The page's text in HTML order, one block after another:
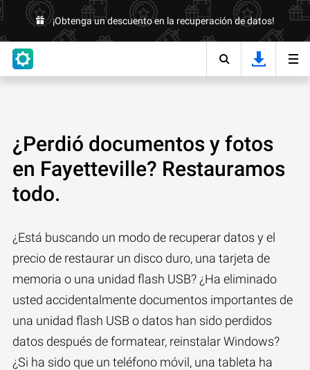
¡Obtenga un descuento en la recuperación de datos!
¿Perdió documentos y fotos
en Fayetteville? Restauramos
todo.
¿Está buscando un modo de recuperar datos y el
precio de restaurar un disco duro, una tarjeta de
memoria o una unidad flash USB? ¿Ha eliminado
usted accidentalmente documentos importantes de
una unidad flash USB o datos han sido perdidos
datos después de formatear, reinstalar Windows?
¿Si ha sido que un teléfono móvil, una tableta ha